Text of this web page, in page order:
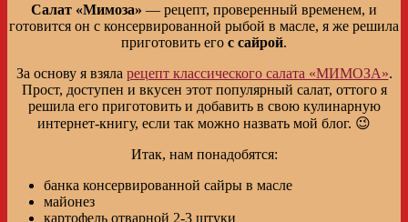
Салат «Мимоза» — рецепт, проверенный временем, и
готовится он с консервированной рыбой в масле, я же решила
приготовить его с сайрой.
За основу я взяла рецепт классического салата «МИМОЗА».
Прост, доступен и вкусен этот популярный салат, оттого я
решила его приготовить и добавить в свою кулинарную
интернет-книгу, если так можно назвать мой блог. 😉
Итак, нам понадобятся:
банка консервированной сайры в масле
майонез
картофель отварной 2-3 штуки